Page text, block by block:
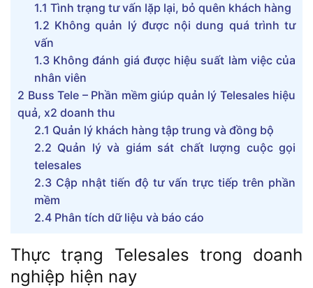
1.1 Tình trạng tư vấn lặp lại, bỏ quên khách hàng
1.2 Không quản lý được nội dung quá trình tư
vấn
1.3 Không đánh giá được hiệu suất làm việc của
nhân viên
2 Buss Tele – Phần mềm giúp quản lý Telesales hiệu
quả, x2 doanh thu
2.1 Quản lý khách hàng tập trung và đồng bộ
2.2 Quản lý và giám sát chất lượng cuộc gọi
telesales
2.3 Cập nhật tiến độ tư vấn trực tiếp trên phần
mềm
2.4 Phân tích dữ liệu và báo cáo
Thực trạng Telesales trong doanh
nghiệp hiện nay